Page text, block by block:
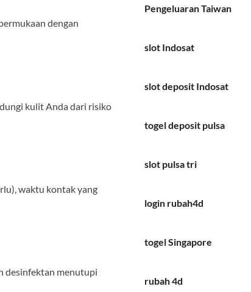
dengan
kulit Anda dari risiko
waktu kontak yang
desinfektan menutupi
Pengeluaran Taiwan
slot Indosat
slot deposit Indosat
togel deposit pulsa
slot pulsa tri
login rubah4d
togel Singapore
rubah 4d